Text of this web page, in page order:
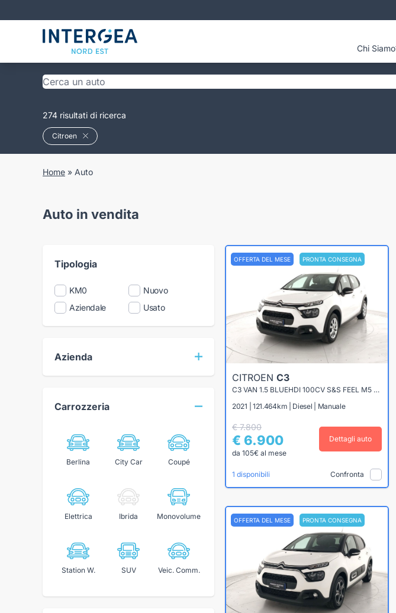
Chi Siamo
274 risultati di ricerca
Citroen
Home » Auto
Auto in vendita
Tipologia
KM0
Nuovo
Aziendale
Usato
Azienda
Carrozzeria
Berlina City Car Coupé
Elettrica Ibrida Monovolume
Station W. SUV Veic. Comm.
OFFERTA DEL MESE PRONTA CONSEGNA
CITROEN C3
C3 VAN 1.5 BLUEHDI 100CV S&S FEEL M5 (IVA ESPOSTA)
2021 | 121.464km | Diesel | Manuale
€ 7.800
€ 6.900
da 105€ al mese
Dettagli auto
1 disponibili Confronta
OFFERTA DEL MESE PRONTA CONSEGNA